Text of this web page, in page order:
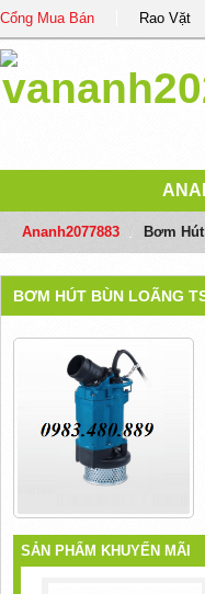
Cổng Mua Bán Rao Vặt
Ananh2077883 Bơm
BƠM HÚT BÙN LOÃNG
SẢN PHẨM KHUYẾN MÃI